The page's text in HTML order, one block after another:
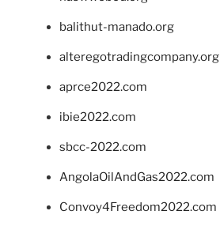
balithut-manado.org
alteregotradingcompany.org
aprce2022.com
ibie2022.com
sbcc-2022.com
AngolaOilAndGas2022.com
Convoy4Freedom2022.com